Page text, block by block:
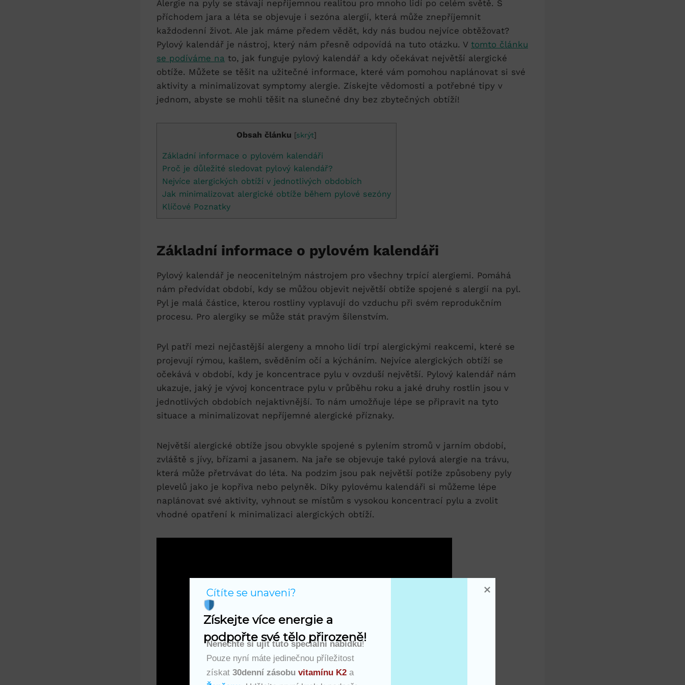
Alergie na pyly se stávají nepříjemnou realitou pro mnoho lidí po celém světě. S
příchodem jara a léta se objevuje i sezóna alergií, která může znepříjemnit
každodenní život. Ale jak máme předem vědět, kdy nás budou nejvíce obtěžovat?
Pylový kalendář je nástroj, který nám přesně odpovídá na tuto otázku. V tomto článku
se podíváme na to, jak funguje pylový kalendář a kdy očekávat největší alergické
obtíže. Můžete se těšit na užitečné informace, které vám pomohou naplánovat si své
aktivity a minimalizovat symptomy alergie. Získejte vědomosti a potřebné tipy v
jednom, abyste se mohli těšit na slunečné dny bez zbytečných obtíží!
Obsah článku [skrýt]
Základní informace o pylovém kalendáři
Proč je důležité sledovat pylový kalendář?
Nejvíce alergických obtíží v jednotlivých obdobích
Jak minimalizovat alergické obtíže během pylové sezóny
Klíčové Poznatky
Základní informace o pylovém kalendáři
Pylový kalendář je neocenitelným nástrojem pro všechny trpící alergiemi. Pomáhá
nám předvídat období, kdy se můžou objevit největší obtíže spojené s alergií na pyl.
Pyl je malá částice, kterou rostliny vyplavují do vzduchu při svém reprodukčním
procesu. Pro alergiky se může stát pravým šílenstvím.
Pyl patří mezi nejčastější alergeny a mnoho lidí trpí alergickými reakcemi, které se
projevují rýmou, kašlem, svěděním očí a kýcháním. Nejvíce alergických obtíží se
očekává v období, kdy je koncentrace pylu v ovzduší největší. Pylový kalendář nám
ukazuje, jaký je vývoj koncentrace pylu v průběhu roku a jaké druhy rostlin jsou v
jednotlivých obdobích nejaktivnější. To nám umožňuje lépe se připravit na tyto
situace a minimalizovat nepříjemné alergické příznaky.
Největší alergické obtíže jsou obvykle spojené s pylením stromů v jarním období,
zvláště s jívy, břízami a jasanem. Na jaře se objevuje také pylová alergie na trávu,
která může přetrvávat do léta. Na podzim jsou pak největší potíže způsobeny pyly
plevelů jako je kopřiva nebo pelyněk. Díky pylovému kalendáři si můžeme lépe
naplánovat své aktivity, vyhnout se místům s vysokou koncentrací pylu a zvolit
vhodné opatření k minimalizaci alergických obtíží.
Získejte více energie a
podpořte své tělo přirozeně!
Nenechte si ujít tuto speciální nabídku!
Pouze nyní máte jedinečnou příležitost
získat 30denní zásobu vitamínu K2a
Cítíte se unaveni?